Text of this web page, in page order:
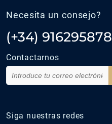
Necesita un consejo?
(+34) 916295878
Contactarnos
Siga nuestras redes